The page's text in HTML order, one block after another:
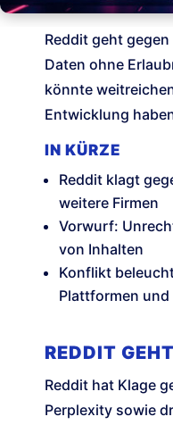
Reddit geht
Daten ohne
könnte
Entwicklung
IN KÜRZE
Reddit klagt
weitere Firmen
Vorwurf:
von Inhalten
Konflikt
Plattformen
REDDIT
Reddit hat Klage
Perplexity sowie